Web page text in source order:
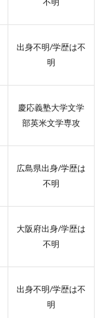
出身不明/学歴は不
明
慶応義塾大学文学
部英米文学専攻
広島県出身/学歴は
不明
大阪府出身/学歴は
不明
出身不明/学歴は不
明